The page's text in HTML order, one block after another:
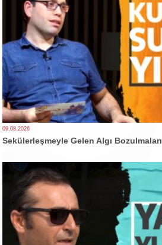
09.08.2026
Sekülerleşmeyle Gelen Algı Bozulmaları